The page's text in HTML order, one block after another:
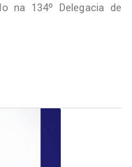
na 134º Delegacia de